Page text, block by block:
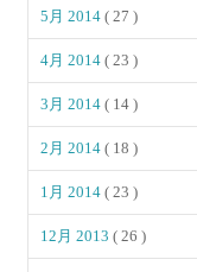
5月 2014( 27 )
4月 2014( 23 )
3月 2014( 14 )
2月 2014( 18 )
1月 2014( 23 )
12月 2013( 26 )